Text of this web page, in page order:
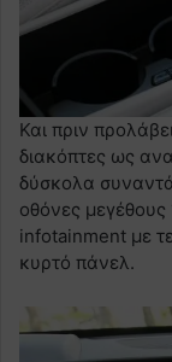
Και πριν
διακόπτες ως
δύσκολα
οθόνες
infotainment με
κυρτό πάνελ.